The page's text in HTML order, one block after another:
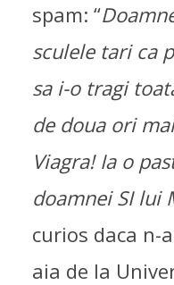
spam: “
sculele tari ca
sa i-o tragi
de doua ori
Viagra! Ia o
doamnei SI lui
curios daca n-
aia de la